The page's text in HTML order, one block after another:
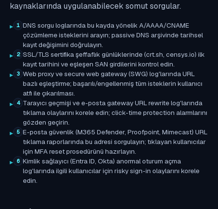
kaynaklarında uygulanabilecek somut sorgular.
1 DNS sorgu loglarında bu kayda yönelik A/AAAA/CNAME
çözümleme isteklerini arayın; passive DNS arşivinde tarihsel
kayıt değişimini doğrulayın.
2 SSL/TLS sertifika şeffaflık günlüklerinde (crt.sh, censys.io) ilk
kayıt tarihini ve eşleşen SAN girdilerini kontrol edin.
3 Web proxy ve secure web gateway (SWG) log'larında URL
bazlı eşleştirme; başarılı/engellenmiş tüm isteklerin kullanıcı
atfı ile çıkarılması.
4 Tarayıcı geçmişi ve e-posta gateway URL rewrite log'larında
tıklama olaylarını korele edin; click-time protection alarmlarını
gözden geçirin.
5 E-posta güvenlik (M365 Defender, Proofpoint, Mimecast) URL
tıklama raporlarında bu adresi sorgulayın; tıklayan kullanıcılar
için MFA reset prosedürünü hazırlayın.
6 Kimlik sağlayıcı (Entra ID, Okta) anormal oturum açma
log'larında ilgili kullanıcılar için risky sign-in olaylarını korele
edin.